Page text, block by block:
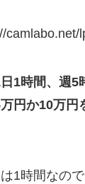
1時間、週5
円か10万円
1時間なの